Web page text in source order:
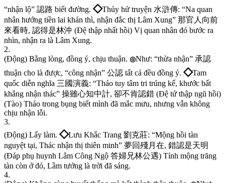
“nhận lộ” 認路 biết đường. ◇Thủy hử truyện 水滸傳: “Na quan
nhân hướng tiền lai khán thì, nhận đắc thị Lâm Xung” 那官 人 向前
來看時, 認得是林沖 (Đệ thập nhất hồi) Vị quan nhân đó bước ra
nhìn, nhận ra là Lâm Xung.
2.
(Động) Bằng lòng, đồng ý, chịu thuận. ◎Như: “thừa nhận” 承認
thuận cho là được, “công nhận” 公認 tất cả đều đồng ý. ◇Tam
quốc diễn nghĩa 三國演義: “Tháo tuy tâm tri trúng kế, khước bất
khẳng nhận thác” 操雖心知中計, 卻不肯認錯 (Đệ tứ thập ngũ hồi)
(Tào) Tháo trong bụng biết mình đã mắc mưu, nhưng vẫn không
chịu nhận lỗi.
3.
(Động) Lấy làm. ◇Lưu Khắc Trang 劉 克莊: “Mộng hồi tàn
nguyệt tại, Thác nhận thị thiên minh” 夢回殘月 在, 錯認是天明
(Đáp phụ huynh Lâm Công Ngộ 答婦兄林公遇) Tỉnh mộng trăng
tàn còn ở đó, Lầm tưởng là trời đã sáng.
4.